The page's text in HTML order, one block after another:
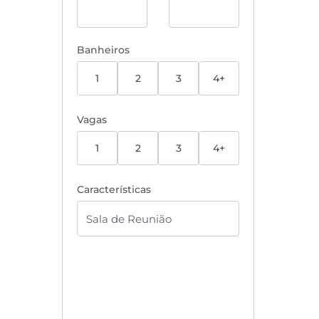
Banheiros
1 2 3 4+
Vagas
1 2 3 4+
Características